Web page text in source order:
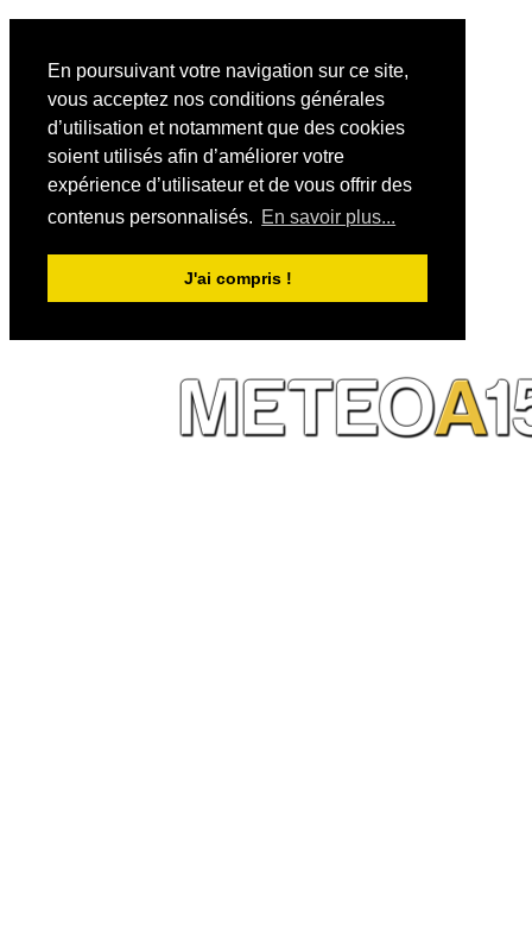
En poursuivant votre navigation sur ce site,
vous acceptez nos conditions générales
d’utilisation et notamment que des cookies
soient utilisés afin d’améliorer votre
expérience d’utilisateur et de vous offrir des
contenus personnalisés. En savoir plus...
J'ai compris !